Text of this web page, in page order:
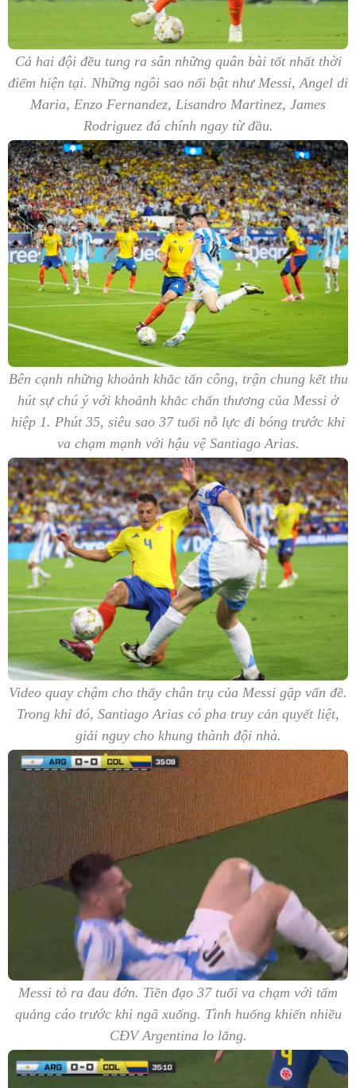
Cả hai đội đều tung ra sân những quân bài tốt nhất thời
điểm hiện tại. Những ngôi sao nổi bật như Messi, Angel di
Maria, Enzo Fernandez, Lisandro Martinez, James
Rodriguez đá chính ngay từ đầu.
Bên cạnh những khoảnh khắc tấn công, trận chung kết thu
hút sự chú ý với khoảnh khắc chấn thương của Messi ở
hiệp 1. Phút 35, siêu sao 37 tuổi nỗ lực đi bóng trước khi
va chạm mạnh với hậu vệ Santiago Arias.
Video quay chậm cho thấy chân trụ của Messi gặp vấn đề.
Trong khi đó, Santiago Arias có pha truy cản quyết liệt,
giải nguy cho khung thành đội nhà.
Messi tỏ ra đau đớn. Tiền đạo 37 tuổi va chạm với tấm
quảng cáo trước khi ngã xuống. Tình huống khiến nhiều
CĐV Argentina lo lắng.